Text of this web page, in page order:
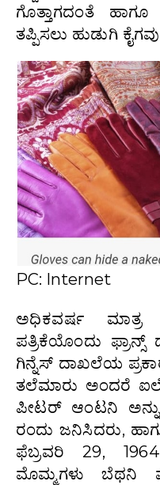
ಗೊತ್ತಾಗದಂತೆ
ತಪ್ಪಿಸಲು ಹುಡುಗಿ
PC: Internet
ಅಧಿಕವರ್ಷ ಮಾತ್ರ
ಪತ್ರಿಕೆಯೊಂದು
ಗಿನ್ನೆಸ್ ದಾಖಲೆಯ
ತಲೆಮಾರು ಅಂದರೆ
ಪೀಟರ್ ಆಂಟನಿ
ರಂದು ಜನಿಸಿದರು,
ಫೆಬ್ರವರಿ 29,
ಮೊಮ್ಮಗಳು ಬೆಥನಿ